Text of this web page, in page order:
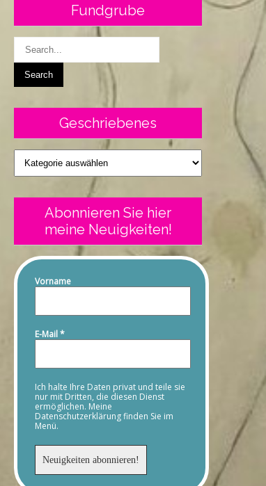
Fundgrube
Geschriebenes
Geschriebenes
Abonnieren Sie hier
meine Neuigkeiten!
Vorname
E-Mail*
Ich halte Ihre Daten privat und teile sie
nur mit Dritten, die diesen Dienst
ermöglichen. Meine
Datenschutzerklärung finden Sie im
Menü.